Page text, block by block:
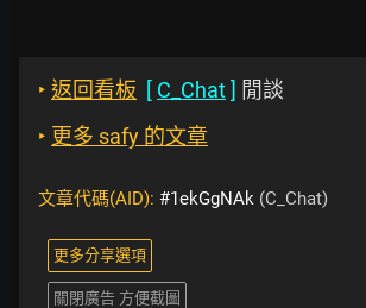
‣ 返回看板 [ C_Chat] 閒談
‣ 更多 safy 的文章
文章代碼(AID): #1ekGgNAk (C_Chat)
更多分享選項
關閉廣告 方便截圖